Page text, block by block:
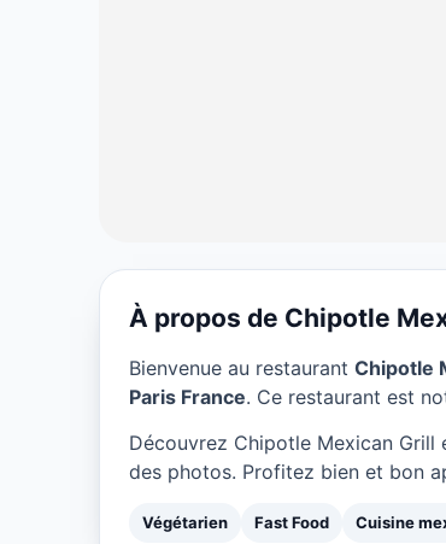
Chipotle
★ 4/5
À propos de Chipotle
Bienvenue au restaurant Chipotle
Paris France. Ce restaurant est
Découvrez Chipotle Mexican
des photos. Profitez bien et bon
Végétarien Fast Food Cuisine